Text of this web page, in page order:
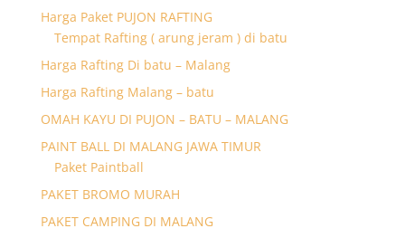
Harga Paket PUJON RAFTING
Tempat Rafting ( arung jeram ) di batu
Harga Rafting Di batu – Malang
Harga Rafting Malang – batu
OMAH KAYU DI PUJON – BATU – MALANG
PAINT BALL DI MALANG JAWA TIMUR
Paket Paintball
PAKET BROMO MURAH
PAKET CAMPING DI MALANG